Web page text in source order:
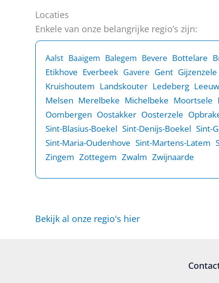
Locaties
Enkele van onze belangrijke regio’s zijn:
Aalst Baaigem Balegem Bevere Bottelare
Etikhove Everbeek Gavere Gent Gijzenzele
Kruishoutem Landskouter Ledeberg
Melsen Merelbeke Michelbeke Moortsele
Oombergen Oostakker Oosterzele
Sint-Blasius-Boekel Sint-Denijs-Boekel Sint-
Sint-Maria-Oudenhove Sint-Martens-Latem
Zingem Zottegem Zwalm Zwijnaarde
Bekijk al onze regio's hier